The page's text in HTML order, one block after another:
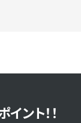
ント！！